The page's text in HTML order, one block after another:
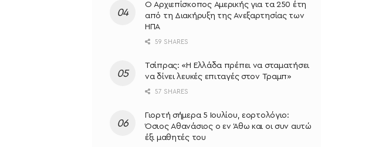
O Αρχιεπίσκοπος Αμερικής για τα 250 έτη
από τη Διακήρυξη της Ανεξαρτησίας των
ΗΠΑ
59 SHARES
Τσίπρας: «Η Ελλάδα πρέπει να σταματήσει
να δίνει λευκές επιταγές στον Τραμπ»
57 SHARES
Γιορτή σήμερα 5 Ιουλίου, εορτολόγιο:
Όσιος Αθανάσιος ο εν Άθω και οι συν αυτώ
έξι μαθητές του